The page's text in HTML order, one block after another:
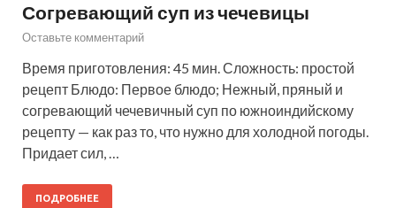
Согревающий суп из чечевицы
Оставьте комментарий
Время приготовления: 45 мин. Сложность: простой
рецепт Блюдо: Первое блюдо; Нежный, пряный и
согревающий чечевичный суп по южноиндийскому
рецепту — как раз то, что нужно для холодной погоды.
Придает сил, …
ПОДРОБНЕЕ